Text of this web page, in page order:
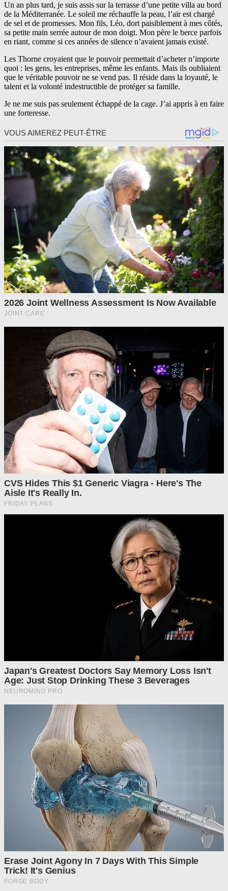
Un an plus tard, je suis assis sur la terrasse d’une petite villa au bord
de la Méditerranée. Le soleil me réchauffe la peau, l’air est chargé
de sel et de promesses. Mon fils, Léo, dort paisiblement à mes côtés,
sa petite main serrée autour de mon doigt. Mon père le berce parfois
en riant, comme si ces années de silence n’avaient jamais existé.
Les Thorne croyaient que le pouvoir permettait d’acheter n’importe
quoi : les gens, les entreprises, même les enfants. Mais ils oubliaient
que le véritable pouvoir ne se vend pas. Il réside dans la loyauté, le
talent et la volonté indestructible de protéger sa famille.
Je ne me suis pas seulement échappé de la cage. J’ai appris à en faire
une forteresse.